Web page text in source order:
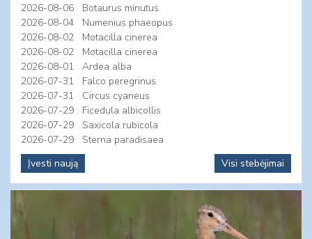
2026-08-06
Botaurus minutus
2026-08-04
Numenius phaeopus
2026-08-02
Motacilla cinerea
2026-08-02
Motacilla cinerea
2026-08-01
Ardea alba
2026-07-31
Falco peregrinus
2026-07-31
Circus cyaneus
2026-07-29
Ficedula albicollis
2026-07-29
Saxicola rubicola
2026-07-29
Sterna paradisaea
Įvesti naują
Visi stebėjimai